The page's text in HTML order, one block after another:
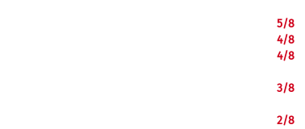
5/8
4/8
4/8
3/8
2/8